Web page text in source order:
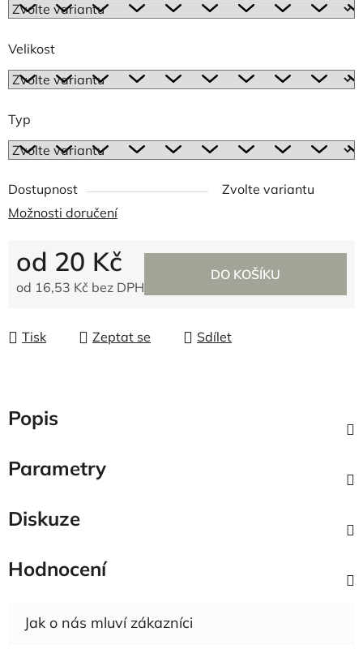
Velikost
Typ
Dostupnost
Zvolte variantu
Možnosti doručení
od 20 Kč
od 16,53 Kč bez DPH
DO KOŠÍKU
Tisk Zeptat se Sdílet
Popis
Parametry
Diskuze
Hodnocení